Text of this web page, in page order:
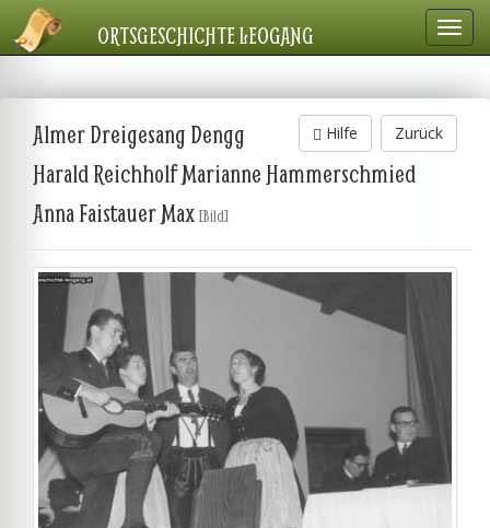
ORTSGESCHICHTE LEOGANG
Zurück
Hilfe
Almer Dreigesang Dengg
Harald Reichholf Marianne Hammerschmied
Anna Faistauer Max [Bild]